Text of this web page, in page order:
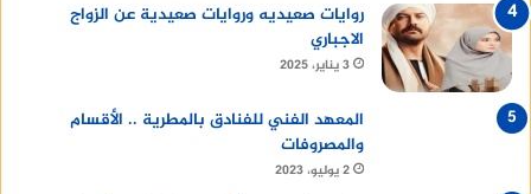
روايات صعيديه وروايات صعيدية عن الزواج
الاجباري
3 يناير، 2025
المعهد الفني للفنادق بالمطرية .. الأقسام
والمصروفات
2 يوليو، 2023